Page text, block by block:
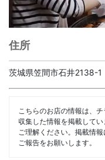
住所
茨城県笠間市石井2138-1
こちらのお店の情報は、
収集した情報を掲載して
ご理解ください。掲載情
ご報告をお願いします。